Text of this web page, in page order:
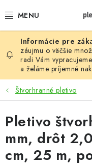
na
PLOTOVÉ PANELY
PLETIVO
STĹPIKY
PODHRABOVÉ DOSKY
BRÁNY A BRÁNKY
záujmu o väčšie
radi Vám
a želáme príjemné
Štvorhranné pletivo
Pletivo
mm, drôt
cm, 25 m,